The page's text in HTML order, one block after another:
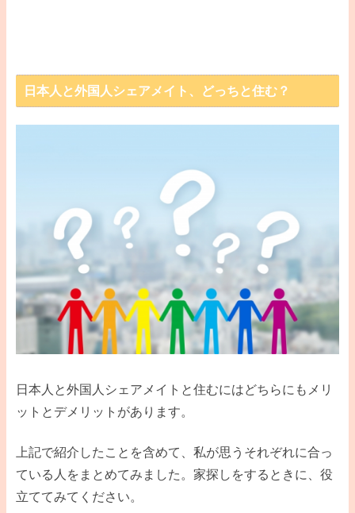
日本人と外国人シェアメイト、どっちと住む？
日本人と外国人シェアメイトと住むにはどちらにもメリ
ットとデメリットがあります。
上記で紹介したことを含めて、私が思うそれぞれに合っ
ている人をまとめてみました。家探しをするときに、役
立ててみてください。